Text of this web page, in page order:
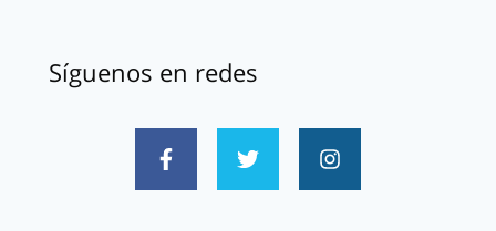
Síguenos en redes